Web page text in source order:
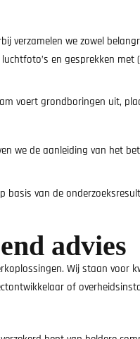
verzamelen we zowel
en gesprekken
voert grondboringen uit,
we de aanleiding van het
basis van de
advies
Wij staan voor
of